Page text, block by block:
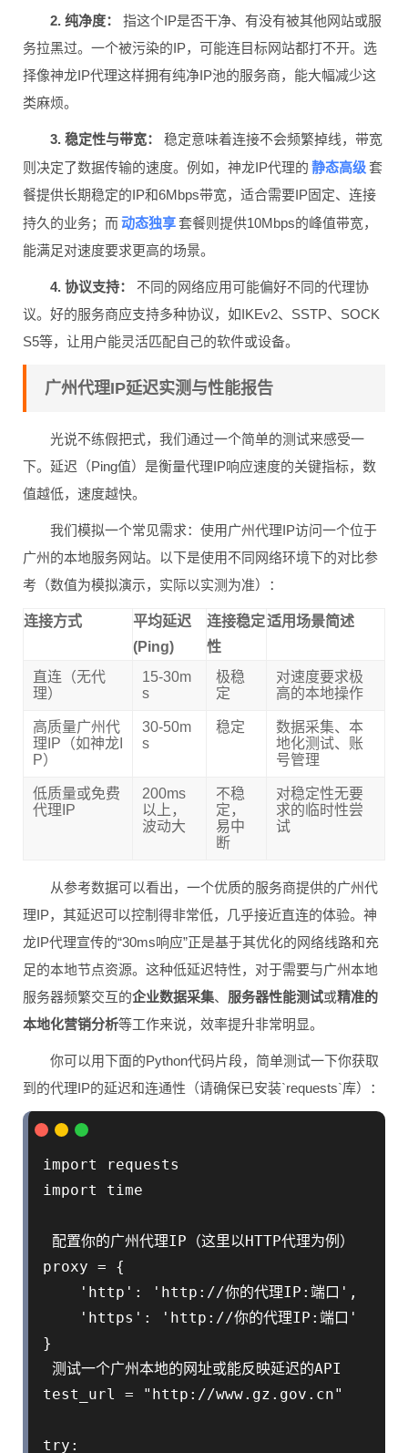
2. 纯净度：
指这个IP是否干净、有没有被其他网站或服
务拉黑过。一个被污染的IP，可能连目标网站都打不开。选
择像神龙IP代理这样拥有纯净IP池的服务商，能大幅减少这
类麻烦。
3. 稳定性与带宽：
稳定意味着连接不会频繁掉线，带宽
则决定了数据传输的速度。例如，神龙IP代理的 静态高级 套
餐提供长期稳定的IP和6Mbps带宽，适合需要IP固定、连接
持久的业务；而动态独享 套餐则提供10Mbps的峰值带宽，
能满足对速度要求更高的场景。
4. 协议支持：
不同的网络应用可能偏好不同的代理协
议。好的服务商应支持多种协议，如IKEv2、SSTP、SOCK
S5等，让用户能灵活匹配自己的软件或设备。
广州代理IP延迟实测与性能报告
光说不练假把式，我们通过一个简单的测试来感受一
下。延迟（Ping值）是衡量代理IP响应速度的关键指标，数
值越低，速度越快。
我们模拟一个常见需求：使用广州代理IP访问一个位于
广州的本地服务网站。以下是使用不同网络环境下的对比参
考（数值为模拟演示，实际以实测为准）：
连接方式
平均延迟
(Ping)
连接稳定
性
适用场景简述
直连（无代
理）
15-30m
s
极稳
定
对速度要求极
高的本地操作
高质量广州代
理IP（如神龙I
P）
30-50m
s
稳定
数据采集、本
地化测试、账
号管理
低质量或免费
代理IP
200ms
以上，
波动大
不稳
定，
易中
断
对稳定性无要
求的临时性尝
试
从参考数据可以看出，一个优质的服务商提供的广州代
理IP，其延迟可以控制得非常低，几乎接近直连的体验。神
龙IP代理宣传的“30ms响应”正是基于其优化的网络线路和充
足的本地节点资源。这种低延迟特性，对于需要与广州本地
服务器频繁交互的企业数据采集、 服务器性能测试或精准的
本地化营销分析等工作来说，效率提升非常明显。
你可以用下面的Python代码片段，简单测试一下你获取
到的代理IP的延迟和连通性（请确保已安装`requests`库）：
import requests
import time
配置你的广州代理IP（这里以HTTP代理为例）
proxy = {
    'http': 'http://你的代理IP:端口',
    'https': 'http://你的代理IP:端口'
}
测试一个广州本地的网址或能反映延迟的API
test_url = "http://www.gz.gov.cn"   示例：广
try: